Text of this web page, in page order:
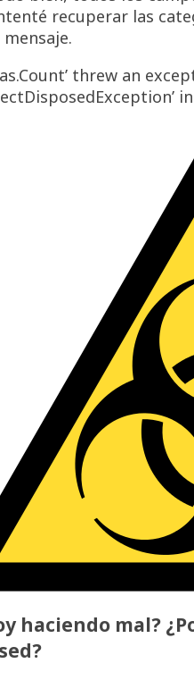
recuperar las
threw an
haciendo mal?